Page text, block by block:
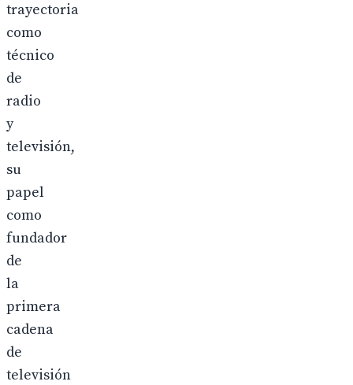
trayectoria
como
técnico
de
radio
y
televisión,
su
papel
como
fundador
de
la
primera
cadena
de
televisión